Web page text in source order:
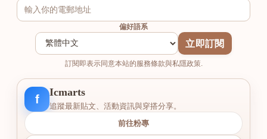
偏好語系
立即訂閱
訂閱即表示同意本站的服務條款與私隱政策.
f
Icmarts
追蹤最新貼文、活動資訊與穿搭分享。
前往粉專